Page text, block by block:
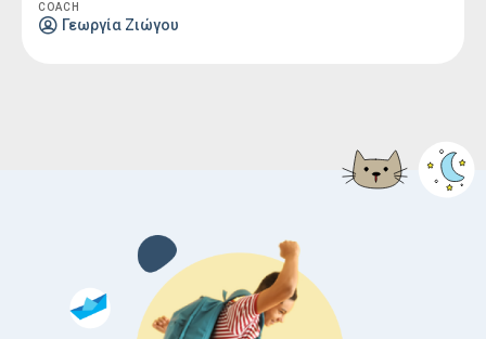
με
4.50
από 5
COACH
Γεωργία Ζιώγου